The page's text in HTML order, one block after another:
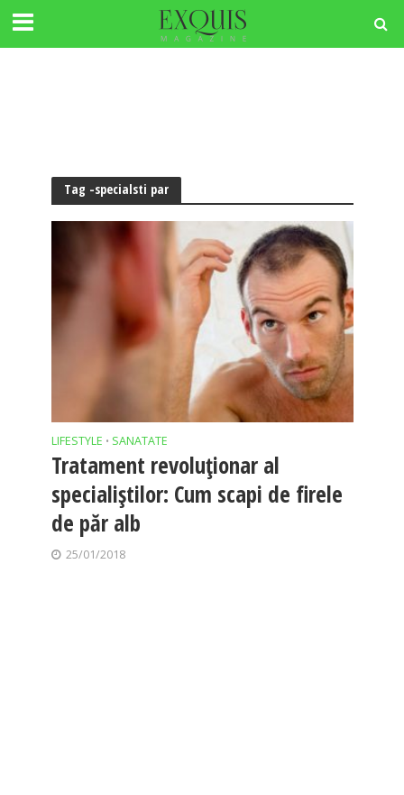
Tag -specialsti par
LIFESTYLE • SANATATE
Tratament revoluţionar al
specialiştilor: Cum scapi de firele
de păr alb
25/01/2018